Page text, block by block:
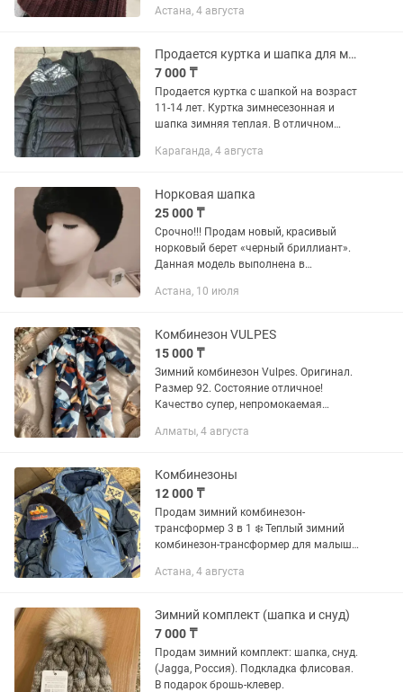
идеально подходят для зимы. Мягкие,
Астана, 4 августа
Продается куртка и шапка для мальчика
7 000 ₸
Продается куртка с шапкой на возраст
11-14 лет. Куртка зимнесезонная и
шапка зимняя теплая. В отличном
Караганда, 4 августа
Норковая шапка
25 000 ₸
Срочно!!! Продам новый, красивый
норковый берет «черный бриллиант».
Данная модель выполнена в
меха с хорошим зимним подшерстком.
Астана, 10 июля
Комбинезон VULPES
15 000 ₸
Зимний комбинезон Vulpes. Оригинал.
Размер 92. Состояние отличное!
Качество супер, непромокаемая
флисовый комплект( штаны и кофта)
Алматы, 4 августа
Комбинезоны
12 000 ₸
Продам зимний комбинезон-
трансформер 3 в 1 ❄️ Теплый зимний
комбинезон-трансформер для малыша
комбинезон-трансформер; теплые
Астана, 4 августа
Зимний комплект (шапка и снуд)
7 000 ₸
Продам зимний комплект: шапка, снуд.
(Jagga, Россия). Подкладка флисовая.
В подарок брошь-клевер.